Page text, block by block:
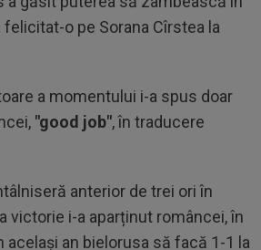
o pe Sorana Cîrstea la
a momentului i-a spus doar
"good job", în traducere
anterior de trei ori în
victorie i-a aparținut româncei, în
același an bielorusa să facă 1-1 la